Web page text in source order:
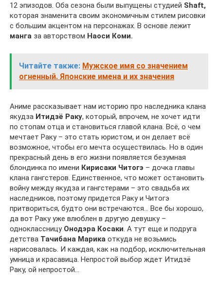
12 эпизодов. Оба сезона были выпущены студией Shaft,
которая знаменита своим экономичным стилем рисовки
с большим акцентом на персонажах. В основе лежит
манга за авторством Наоси Коми.
Читайте также: Мужское имя со значением
огненный. Японские имена и их значения
Аниме рассказывает нам историю про наследника клана
якудза Итидзё Раку, который, впрочем, не хочет идти
по стопам отца и становиться главой клана. Всё, о чем
мечтает Раку – это стать юристом, и он делает всё
возможное, чтобы его мечта осуществилась. Но в один
прекрасный день в его жизни появляется безумная
блондинка по имени Кирисаки Читогэ – дочка главы
клана гангстеров. Единственное, что может остановить
войну между якудза и гангстерами – это свадьба их
наследников, поэтому придется Раку и Читогэ
притвориться, будто они встречаются… Все бы хорошо,
да вот Раку уже влюблен в другую девушку –
одноклассницу Онодэра Косаки. А тут еще и подруга
детства Тачибана Марика откуда не возьмись
нарисовалась. И каждая, как на подбор, исключительная
умница и красавица. Непростой выбор ждет Итидзё
Раку, ой непростой…